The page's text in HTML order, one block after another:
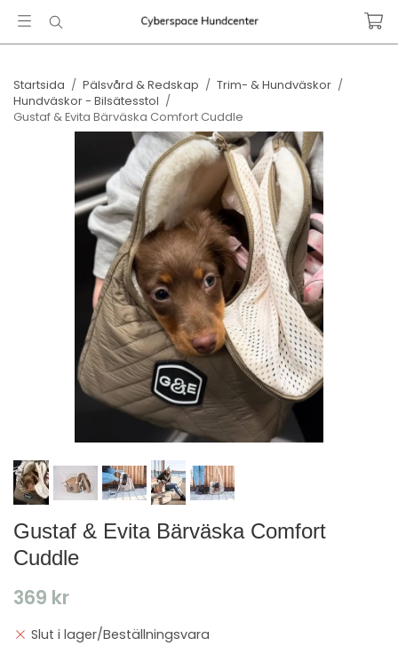
Startsida / Pälsvård & Redskap / Trim- & Hundväskor /
Hundväskor - Bilsätesstol /
Gustaf & Evita Bärväska Comfort Cuddle
Gustaf & Evita Bärväska Comfort
Cuddle
369 kr
Slut i lager/Beställningsvara